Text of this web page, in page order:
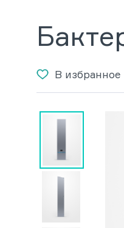
В избранное